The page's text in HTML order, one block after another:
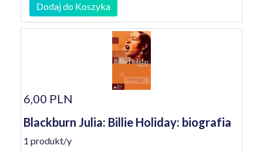
Dodaj do Koszyka
6,00 PLN
Blackburn Julia: Billie Holiday: biografia
1 produkt/y